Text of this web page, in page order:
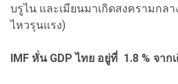
บรูไน และเมียนมาเกิดสงครามกล
ไหวรุนแรง)
IMF หั่น GDP ไทย อยู่ที่ 1.8 % จาก